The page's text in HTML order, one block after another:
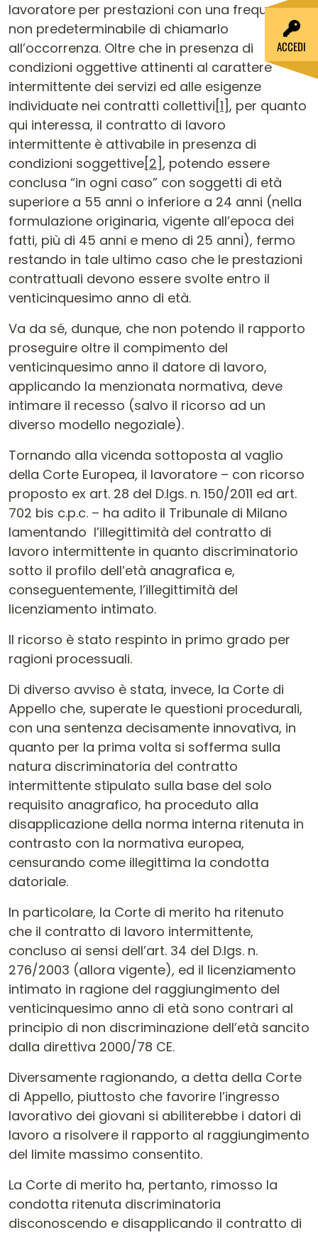
lavoratore per prestazioni con una frequenza
non predeterminabile di chiamarlo
all’occorrenza. Oltre che in presenza di
condizioni oggettive attinenti al carattere
intermittente dei servizi ed alle esigenze
individuate nei contratti collettivi [1], per quanto
qui interessa, il contratto di lavoro
intermittente è attivabile in presenza di
condizioni soggettive[2], potendo essere
conclusa “in ogni caso” con soggetti di età
superiore a 55 anni o inferiore a 24 anni (nella
formulazione originaria, vigente all’epoca dei
fatti, più di 45 anni e meno di 25 anni), fermo
restando in tale ultimo caso che le prestazioni
contrattuali devono essere svolte entro il
venticinquesimo anno di età.
Va da sé, dunque, che non potendo il rapporto
proseguire oltre il compimento del
venticinquesimo anno il datore di lavoro,
applicando la menzionata normativa, deve
intimare il recesso (salvo il ricorso ad un
diverso modello negoziale).
Tornando alla vicenda sottoposta al vaglio
della Corte Europea, il lavoratore – con ricorso
proposto ex art. 28 del D.lgs. n. 150/2011 ed art.
702 bis c.p.c. – ha adito il Tribunale di Milano
lamentando l’illegittimità del contratto di
lavoro intermittente in quanto discriminatorio
sotto il profilo dell’età anagrafica e,
conseguentemente, l’illegittimità del
licenziamento intimato.
Il ricorso è stato respinto in primo grado per
ragioni processuali.
Di diverso avviso è stata, invece, la Corte di
Appello che, superate le questioni procedurali,
con una sentenza decisamente innovativa, in
quanto per la prima volta si sofferma sulla
natura discriminatoria del contratto
intermittente stipulato sulla base del solo
requisito anagrafico, ha proceduto alla
disapplicazione della norma interna ritenuta in
contrasto con la normativa europea,
censurando come illegittima la condotta
datoriale.
In particolare, la Corte di merito ha ritenuto
che il contratto di lavoro intermittente,
concluso ai sensi dell’art. 34 del D.lgs. n.
276/2003 (allora vigente), ed il licenziamento
intimato in ragione del raggiungimento del
venticinquesimo anno di età sono contrari al
principio di non discriminazione dell’età sancito
dalla direttiva 2000/78 CE.
Diversamente ragionando, a detta della Corte
di Appello, piuttosto che favorire l’ingresso
lavorativo dei giovani si abiliterebbe i datori di
lavoro a risolvere il rapporto al raggiungimento
del limite massimo consentito.
La Corte di merito ha, pertanto, rimosso la
condotta ritenuta discriminatoria
disconoscendo e disapplicando il contratto di
ACCEDI